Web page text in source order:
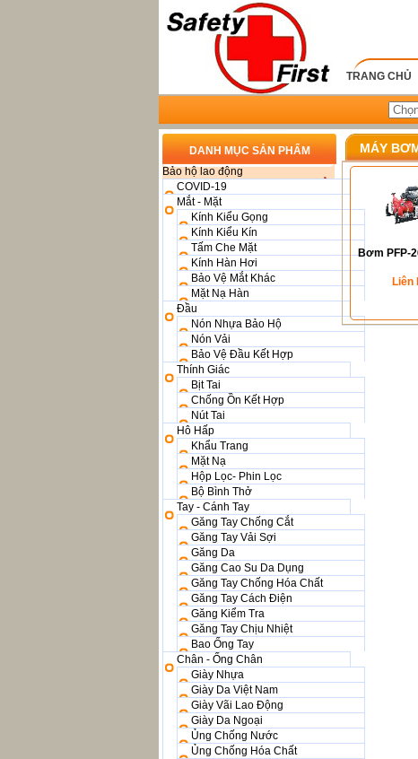
TRANG CHỦ
DANH MỤC SẢN PHẨM
Bảo hộ lao động
COVID-19
Mắt - Mặt
Kính Kiểu Gọng
Kính Kiểu Kín
Tấm Che Mặt
Kính Hàn Hơi
Bảo Vệ Mắt Khác
Mặt Nạ Hàn
Đầu
Nón Nhựa Bảo Hộ
Nón Vải
Bảo Vệ Đầu Kết Hợp
Thính Giác
Bịt Tai
Chống Ồn Kết Hợp
Nút Tai
Hô Hấp
Khẩu Trang
Mặt Nạ
Hộp Lọc- Phin Lọc
Bộ Bình Thở
Tay - Cánh Tay
Găng Tay Chống Cắt
Găng Tay Vải Sợi
Găng Da
Găng Cao Su Da Dụng
Găng Tay Chống Hóa Chất
Găng Tay Cách Điện
Găng Kiểm Tra
Găng Tay Chịu Nhiệt
Bao Ống Tay
Chân - Ống Chân
Giày Nhựa
Giày Da Việt Nam
Giày Vãi Lao Động
Giày Da Ngoại
Ủng Chống Nước
Ủng Chống Hóa Chất
MÁY
Bơm PFP-
Liên